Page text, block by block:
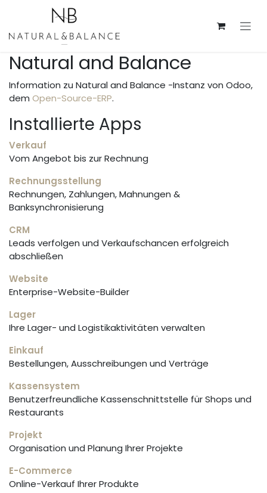
Zum Inhalt springen
Natural and Balance
Information zu Natural and Balance -Instanz von Odoo,
dem Open-Source-ERP.
Installierte Apps
Verkauf
Vom Angebot bis zur Rechnung
Rechnungsstellung
Rechnungen, Zahlungen, Mahnungen &
Banksynchronisierung
CRM
Leads verfolgen und Verkaufschancen erfolgreich
abschließen
Website
Enterprise-Website-Builder
Lager
Ihre Lager- und Logistikaktivitäten verwalten
Einkauf
Bestellungen, Ausschreibungen und Verträge
Kassensystem
Benutzerfreundliche Kassenschnittstelle für Shops und
Restaurants
Projekt
Organisation und Planung Ihrer Projekte
E-Commerce
Online-Verkauf Ihrer Produkte